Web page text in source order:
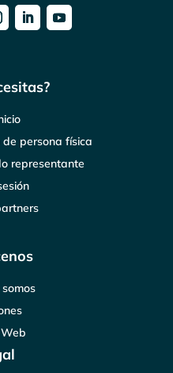
persona física
representante